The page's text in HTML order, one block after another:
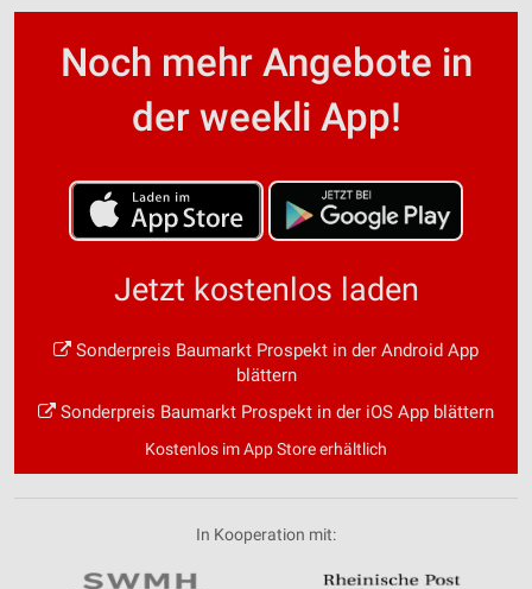
Noch mehr Angebote in
der weekli App!
Jetzt kostenlos laden
Sonderpreis Baumarkt Prospekt in der Android App
blättern
Sonderpreis Baumarkt Prospekt in der iOS App blättern
Kostenlos im App Store erhältlich
In Kooperation mit: